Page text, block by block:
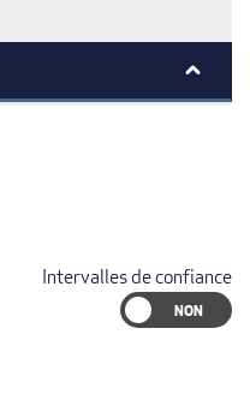
Intervalles de confiance